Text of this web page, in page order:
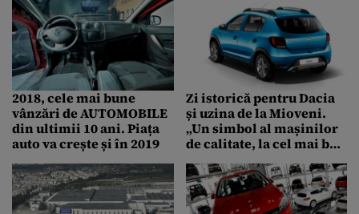
nedeschise și obiecte de
artă, ar putea conține
DOVEZI legate de
finanțele fostului
președinte al companiei
2018, cele mai bune
vânzări de AUTOMOBILE
din ultimii 10 ani. Piața
auto va crește și în 2019
Zi istorică pentru Dacia
și uzina de la Mioveni.
„Un simbol al mașinilor
de calitate, la cel mai bun